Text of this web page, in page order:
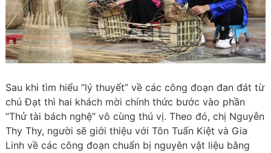
Sau khi tìm hiểu “lý thuyết” về các công đoạn đan đát từ
chú Đạt thì hai khách mời chính thức bước vào phần
“Thử tài bách nghệ” vô cùng thú vị. Theo đó, chị Nguyễn
Thy Thy, người sẽ giới thiệu với Tôn Tuấn Kiệt và Gia
Linh về các công đoạn chuẩn bị nguyên vật liệu bằng